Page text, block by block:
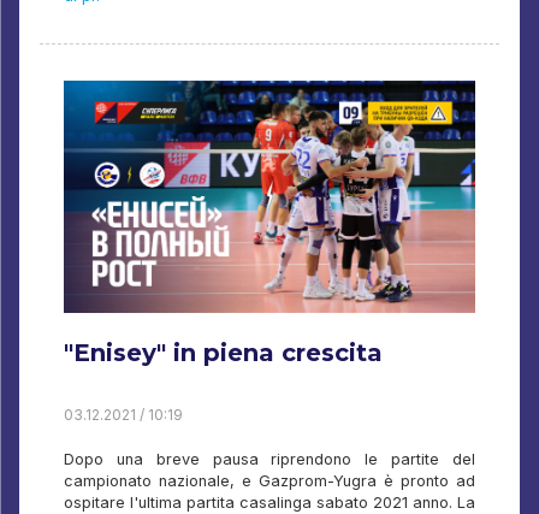
"Enisey" in piena crescita
03.12.2021 / 10:19
Dopo una breve pausa riprendono le partite del
campionato nazionale, e Gazprom-Yugra è pronto ad
ospitare l'ultima partita casalinga sabato 2021 anno. La